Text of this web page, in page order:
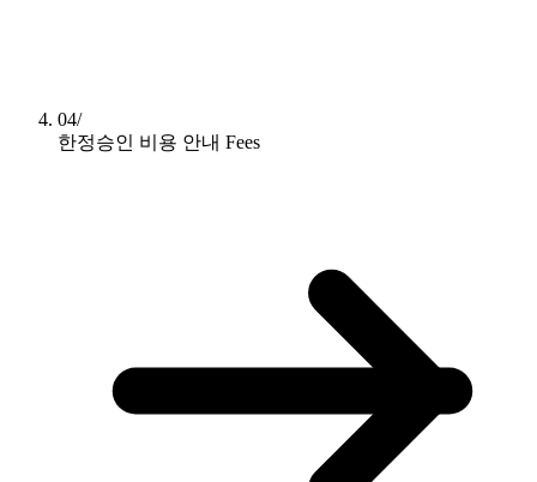
04/
한정승인 비용 안내 Fees